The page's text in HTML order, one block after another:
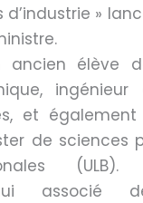
d’industrie »
élève
et également
de sciences
associé